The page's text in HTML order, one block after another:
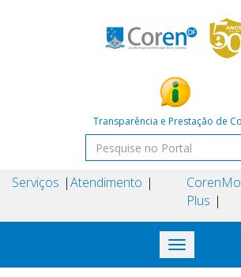
Transparência e Prestação de
Serviços Atendimento
Coren
Plus
Toggle
navigation